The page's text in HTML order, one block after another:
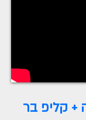
+ קליפ בר